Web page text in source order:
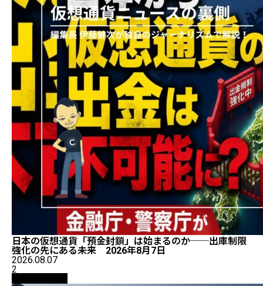
日本の仮想通貨「預金封鎖」は始まるのか──出庫制限
強化の先にある未来 2026年8月7日
2026.08.07
2